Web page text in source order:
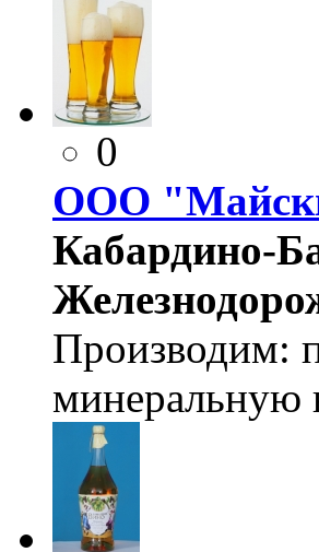
0
ООО
Кабардино-
Производим:
минеральную